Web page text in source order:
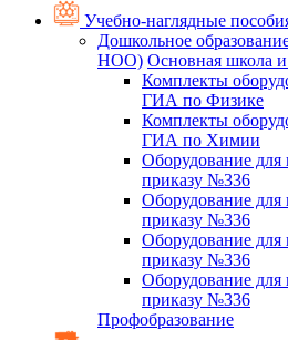
Учебно-наглядные
Дошкольное
НОО) Основная школа
Комплекты
ГИА по Физике
Комплекты
ГИА по Химии
Оборудование
приказу №336
Оборудование
приказу №336
Оборудование для
приказу №336
Оборудование
приказу №336
Профобразование